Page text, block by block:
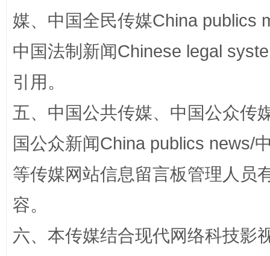
揭批美国五大"原罪" "炒
媒、中国全民传媒China publics
中国法制新闻Chinese legal
引用。
五、中国公共传媒、中国公众传
国公众新闻China publics news/
等传媒网站信息留言板管理人员
容。
六、本传媒结合现代网络科技影